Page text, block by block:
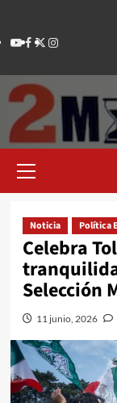
contenido
Youtube
Facebook
TwitterInstagram
principal
Noticia Política
Celebra
Selección
11 junio, 2026